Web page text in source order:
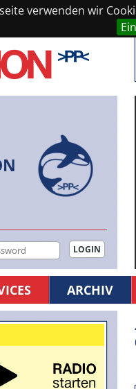
verwenden wir
ARCHIV